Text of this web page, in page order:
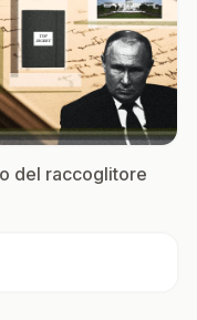
del raccoglitore